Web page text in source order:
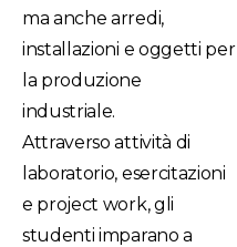
ma anche arredi,
installazioni e oggetti per
la produzione
industriale.
Attraverso attività di
laboratorio, esercitazioni
e project work, gli
studenti imparano a